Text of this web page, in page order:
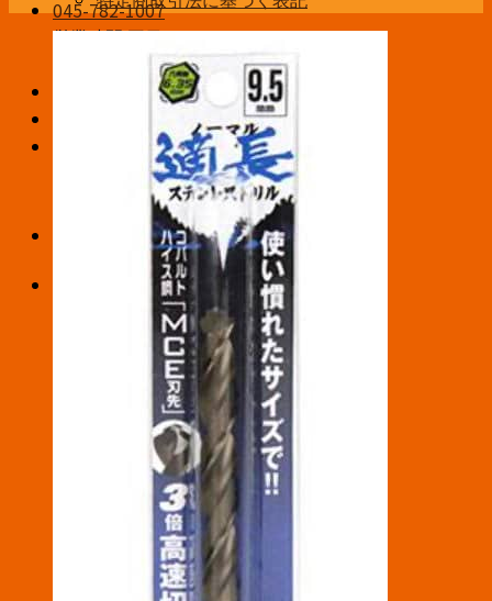
045-782-1007
営業時間 平日6:30~19:00
土日祝9:00~19:00
お買い物カゴに商品がありません。
お買い物カゴに商品がありません。